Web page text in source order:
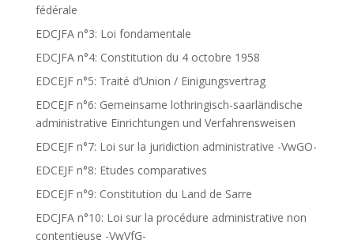
fédérale
EDCJFA n°3: Loi fondamentale
EDCJFA n°4: Constitution du 4 octobre 1958
EDCEJF n°5: Traité d’Union / Einigungsvertrag
EDCEJF n°6: Gemeinsame lothringisch-saarländische
administrative Einrichtungen und Verfahrensweisen
EDCEJF n°7: Loi sur la juridiction administrative -VwGO-
EDCEJF n°8: Etudes comparatives
EDCEJF n°9: Constitution du Land de Sarre
EDCJFA n°10: Loi sur la procédure administrative non
contentieuse -VwVfG-